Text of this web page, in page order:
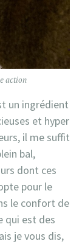
action
un ingrédient
et hyper
il me suffit
bal,
dont ces
pour le
le confort de
qui est des
je vous dis,